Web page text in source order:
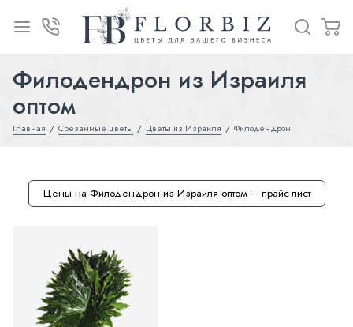
Филодендрон из Израиля
оптом
Главная Срезанные цветы Цветы из Израиля Филодендрон
Цены на Филодендрон из Израиля оптом – прайс-лист